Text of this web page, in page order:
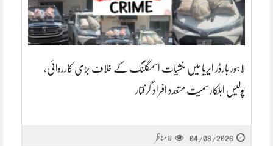
لاہور بارڈر ایریا میں منشیات اسمگلنگ کے خلاف بڑی کارروائی،
پولیس اہلکار سمیت متعدد افراد گرفتار
04/08/2026
8 مناظر